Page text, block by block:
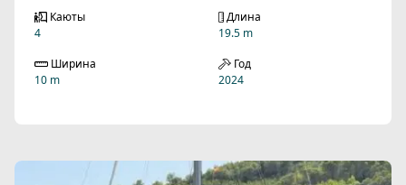
Каюты
4
Длина
19.5 m
Ширина
10 m
Год
2024